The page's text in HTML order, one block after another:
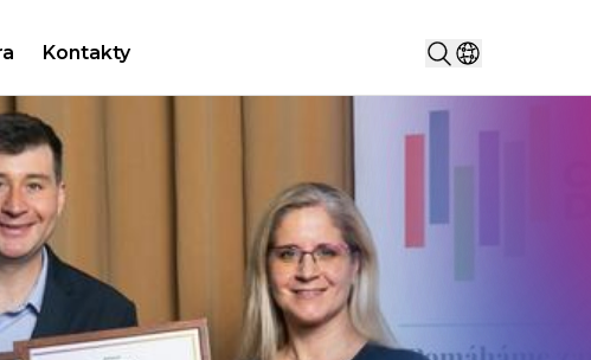
Kontakty Vyhledat...
Vyberte zemi